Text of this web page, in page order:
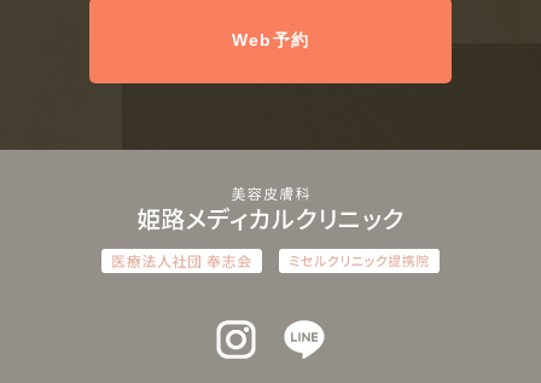
Web予約
インスタグラム